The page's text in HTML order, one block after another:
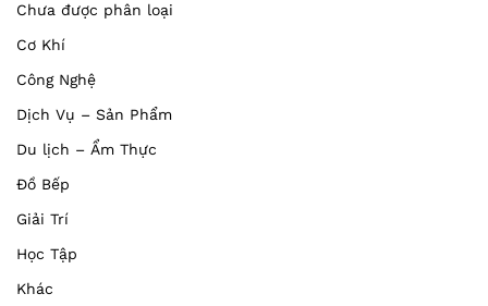
Chưa được phân loại
Cơ Khí
Công Nghệ
Dịch Vụ – Sản Phẩm
Du lịch – Ẩm Thực
Đồ Bếp
Giải Trí
Học Tập
Khác